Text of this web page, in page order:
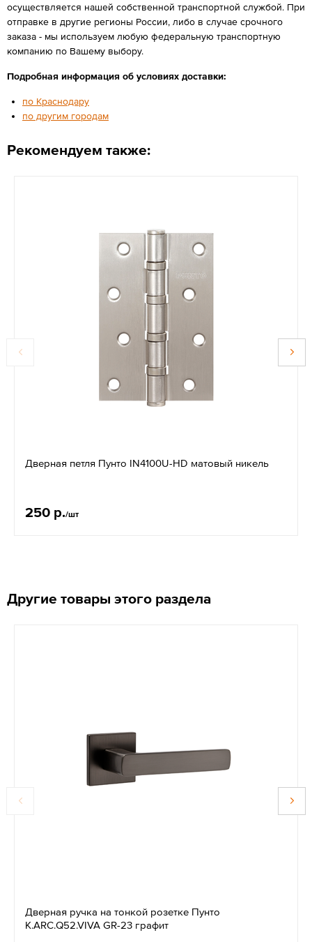
осуществляется нашей собственной транспортной службой. При
отправке в другие регионы России, либо в случае срочного
заказа - мы используем любую федеральную транспортную
компанию по Вашему выбору.
Подробная информация об условиях доставки:
по Краснодару
по другим городам
Рекомендуем также:
Дверная петля Пунто IN4100U-HD матовый никель
250 р./шт
Другие товары этого раздела
Дверная ручка на тонкой розетке Пунто
K.ARC.Q52.VIVA GR-23 графит